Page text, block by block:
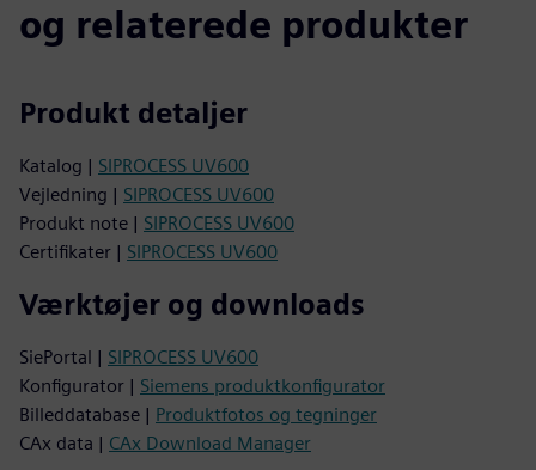
og relaterede produkter
Produkt detaljer
Katalog | SIPROCESS UV600
Vejledning | SIPROCESS UV600
Produkt note | SIPROCESS UV600
Certifikater | SIPROCESS UV600
Værktøjer og downloads
SiePortal | SIPROCESS UV600
Konfigurator | Siemens produktkonfigurator
Billeddatabase | Produktfotos og tegninger
CAx data | CAx Download Manager